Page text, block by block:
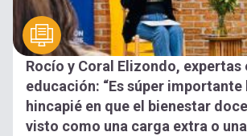
Rocío y Coral Elizondo, expertas
educación: “Es súper importante
hincapié en que el bienestar
visto como una carga extra o una